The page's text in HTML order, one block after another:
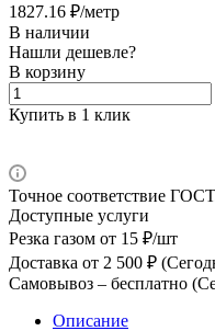
1827.16 ₽/метр
В наличии
Нашли дешевле?
В корзину
Купить в 1 клик
Точное соответствие
Доступные услуги
Резка газом от 15 ₽/шт
Доставка от 2 500 ₽
Самовывоз – бесплатно
Описание